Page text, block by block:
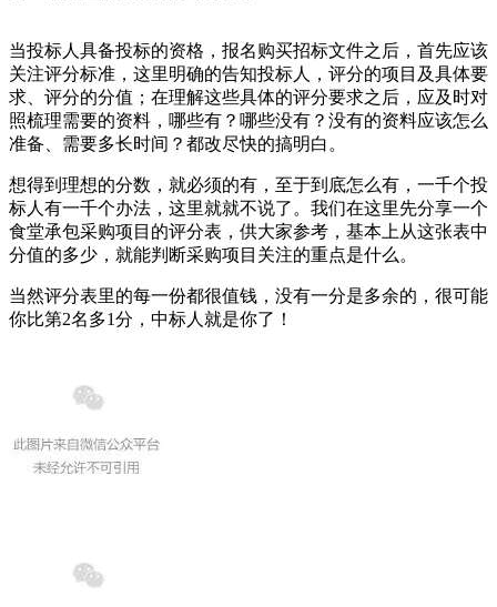
当投标人具备投标的资格，报名购买招标文件之后，首先应该
关注评分标准，这里明确的告知投标人，评分的项目及具体要
求、评分的分值；在理解这些具体的评分要求之后，应及时对
照梳理需要的资料，哪些有？哪些没有？没有的资料应该怎么
准备、需要多长时间？都改尽快的搞明白。
想得到理想的分数，就必须的有，至于到底怎么有，一千个投
标人有一千个办法，这里就就不说了。我们在这里先分享一个
食堂承包采购项目的评分表，供大家参考，基本上从这张表中
分值的多少，就能判断采购项目关注的重点是什么。
当然评分表里的每一份都很值钱，没有一分是多余的，很可能
你比第2名多1分，中标人就是你了！